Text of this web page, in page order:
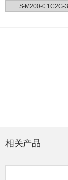
S-M200-0.1C2G-
相关产品